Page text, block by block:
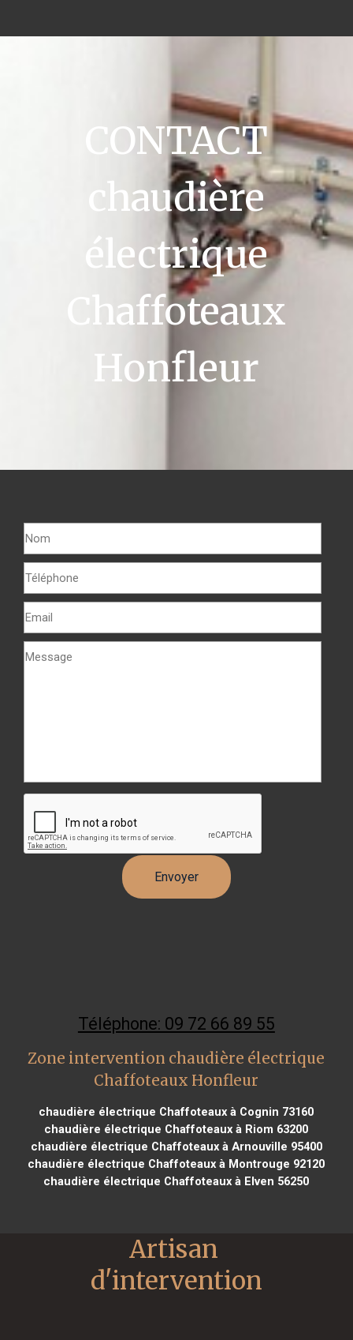
CONTACT
chaudière
électrique
Chaffoteaux
Honfleur
Téléphone: 09 72 66 89 55
Zone intervention chaudière électrique
Chaffoteaux Honfleur
chaudière électrique Chaffoteaux à Cognin 73160
chaudière électrique Chaffoteaux à Riom 63200
chaudière électrique Chaffoteaux à Arnouville 95400
chaudière électrique Chaffoteaux à Montrouge 92120
chaudière électrique Chaffoteaux à Elven 56250
Artisan
d'intervention